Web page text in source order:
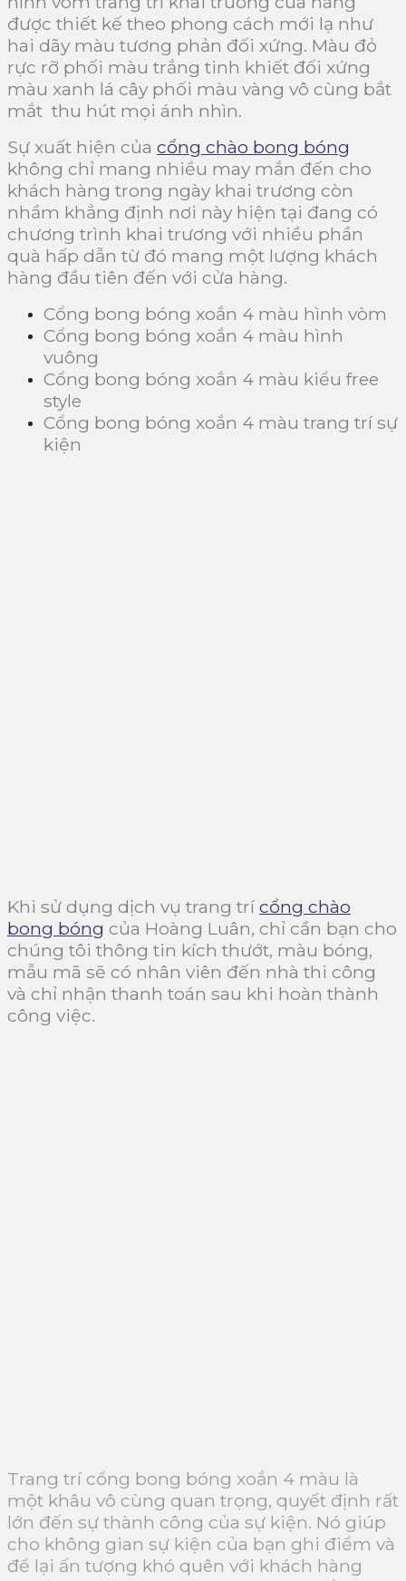
được thiết kế theo phong cách mới lạ như
hai dãy màu tương phản đối xứng. Màu đỏ
rực rỡ phối màu trắng tinh khiết đối xứng
màu xanh lá cây phối màu vàng vô cùng bắt
mắt thu hút mọi ánh nhìn.
Sự xuất hiện của cổng chào bong bóng
không chỉ mang nhiều may mắn đến cho
khách hàng trong ngày khai trương còn
nhầm khẳng định nơi này hiện tại đang có
chương trình khai trương với nhiều phần
quà hấp dẫn từ đó mang một lượng khách
hàng đầu tiên đến với cửa hàng.
Cổng bong bóng xoắn 4 màu hình vòm
Cổng bong bóng xoắn 4 màu hình
vuông
Cổng bong bóng xoắn 4 màu kiểu free
style
Cổng bong bóng xoắn 4 màu trang trí sự
kiện
Khi sử dụng dịch vụ trang trí cổng chào
bong bóng của Hoàng Luân, chỉ cần bạn cho
chúng tôi thông tin kích thướt, màu bóng,
mẫu mã sẽ có nhân viên đến nhà thi công
và chỉ nhận thanh toán sau khi hoàn thành
công việc.
Trang trí cổng bong bóng xoắn 4 màu là
một khâu vô cùng quan trọng, quyết định rất
lớn đến sự thành công của sự kiện. Nó giúp
cho không gian sự kiện của bạn ghi điểm và
để lại ấn tượng khó quên với khách hàng